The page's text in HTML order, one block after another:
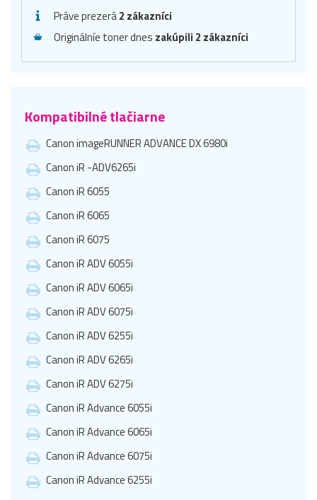
Práve prezerá2 zákazníci
Originálníe toner dnes zakúpili 2 zákazníci
Kompatibilné tlačiarne
Canon imageRUNNER ADVANCE DX 6980i
Canon iR -ADV6265i
Canon iR 6055
Canon iR 6065
Canon iR 6075
Canon iR ADV 6055i
Canon iR ADV 6065i
Canon iR ADV 6075i
Canon iR ADV 6255i
Canon iR ADV 6265i
Canon iR ADV 6275i
Canon iR Advance 6055i
Canon iR Advance 6065i
Canon iR Advance 6075i
Canon iR Advance 6255i